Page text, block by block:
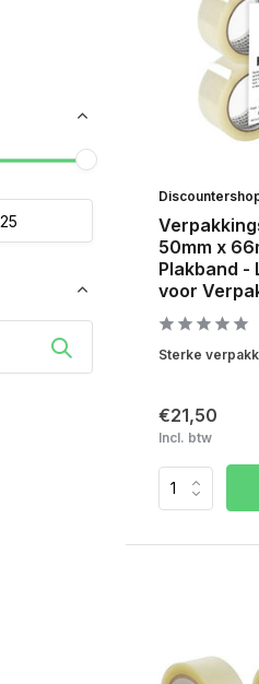
50mm x
Plakband -
voor
Sterke
€21,50
Incl. btw